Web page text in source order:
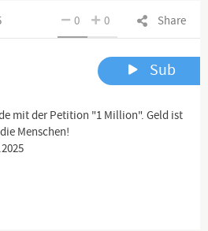
Share
0 0
Sub
mit der Petition "1 Million". Geld ist
Menschen!